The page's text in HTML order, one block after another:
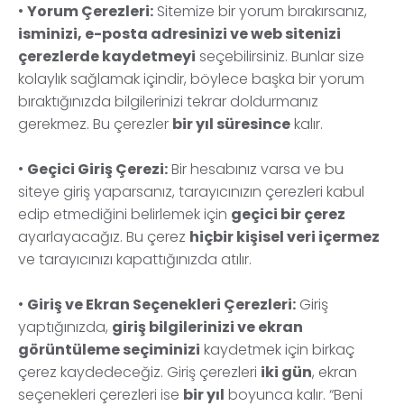
• Yorum Çerezleri: Sitemize bir yorum bırakırsanız,
isminizi, e-posta adresinizi ve web sitenizi
çerezlerde kaydetmeyi seçebilirsiniz. Bunlar size
kolaylık sağlamak içindir, böylece başka bir yorum
bıraktığınızda bilgilerinizi tekrar doldurmanız
gerekmez. Bu çerezler bir yıl süresincekalır.
• Geçici Giriş Çerezi:Bir hesabınız varsa ve bu
siteye giriş yaparsanız, tarayıcınızın çerezleri kabul
edip etmediğini belirlemek için geçici bir çerez
ayarlayacağız. Bu çerez hiçbir kişisel veri içermez
ve tarayıcınızı kapattığınızda atılır.
• Giriş ve Ekran Seçenekleri Çerezleri: Giriş
yaptığınızda, giriş bilgilerinizi ve ekran
görüntüleme seçiminizi kaydetmek için birkaç
çerez kaydedeceğiz. Giriş çerezleri iki gün, ekran
seçenekleri çerezleri ise bir yıl boyunca kalır. “Beni